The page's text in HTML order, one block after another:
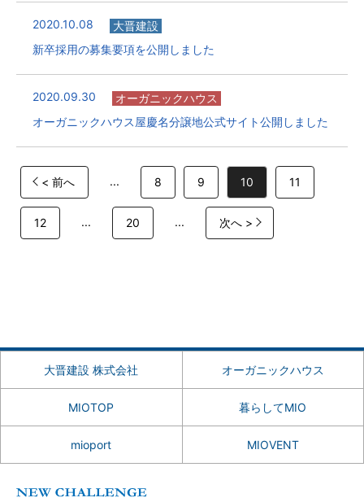
2020.10.08
大晋建設
新卒採用の募集要項を公開しました
2020.09.30
オーガニックハウス
オーガニックハウス屋慶名分譲地公式サイト公開しました
< 前へ ... 8 9 10 11
12 ... 20 ... 次へ >
大晋建設 株式会社 オーガニックハウス
MIOTOP 暮らしてMIO
mioport MIOVENT